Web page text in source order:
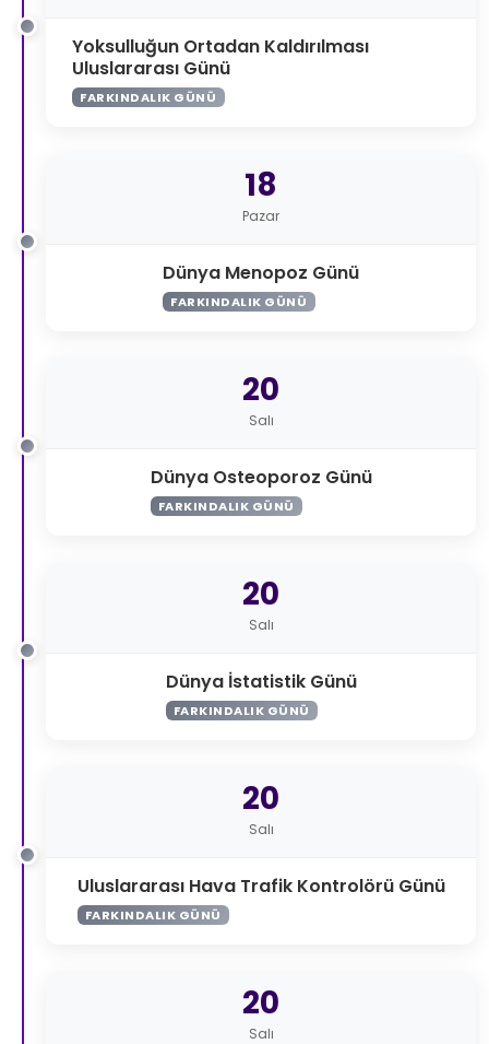
Yoksulluğun Ortadan Kaldırılması
Uluslararası Günü
FARKINDALIK GÜNÜ
18
Pazar
Dünya Menopoz Günü
FARKINDALIK GÜNÜ
20
Salı
Dünya Osteoporoz Günü
FARKINDALIK GÜNÜ
20
Salı
Dünya İstatistik Günü
FARKINDALIK GÜNÜ
20
Salı
Uluslararası Hava Trafik Kontrolörü Günü
FARKINDALIK GÜNÜ
20
Salı